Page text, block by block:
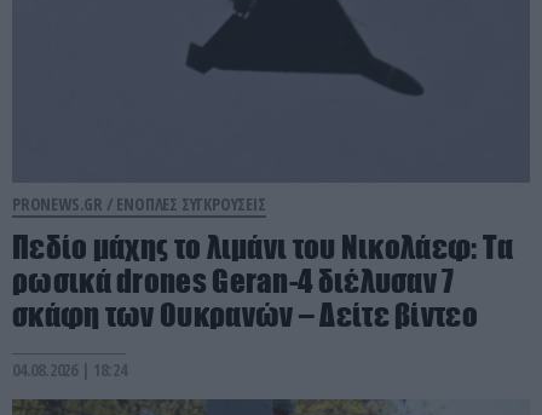
PRONEWS.GR / ΕΝΟΠΛΕΣ ΣΥΓΚΡΟΥΣΕΙΣ
Πεδίο μάχης το λιμάνι του Νικολάεφ: Τα
ρωσικά drones Geran-4 διέλυσαν 7
σκάφη των Ουκρανών – Δείτε βίντεο
04.08.2026 | 18:24